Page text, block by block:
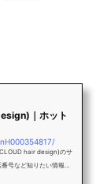
｜ホット
CLOUD hair design)のサ
号など知りたい情報満